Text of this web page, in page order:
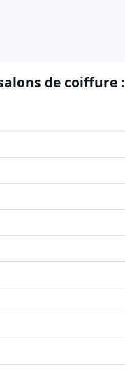
de coiffure :